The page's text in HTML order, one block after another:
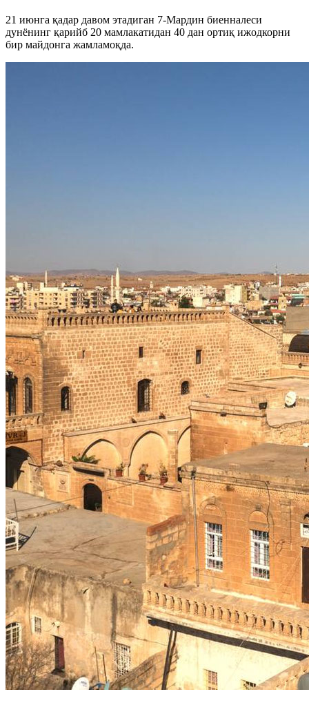
21 июнга қадар давом этадиган 7-Мардин биенналеси
дунёнинг қарийб 20 мамлакатидан 40 дан ортиқ ижодкорни
бир майдонга жамламоқда.